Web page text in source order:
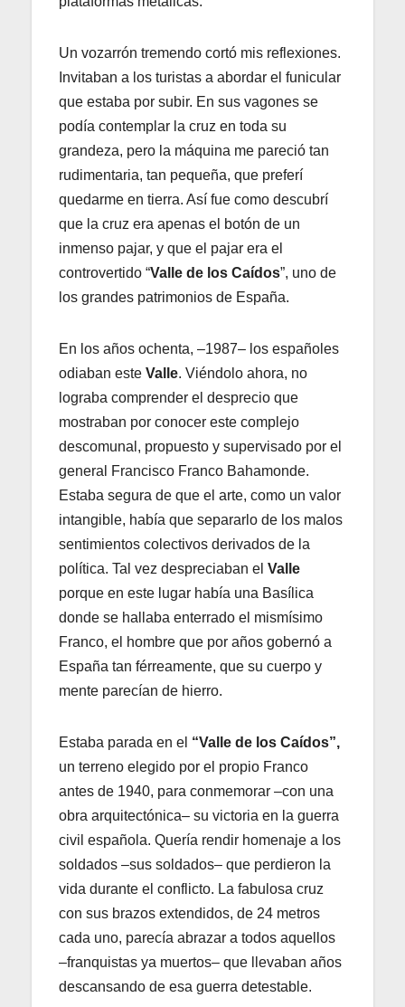
Un vozarrón tremendo cortó mis reflexiones.
Invitaban a los turistas a abordar el funicular
que estaba por subir. En sus vagones se
podía contemplar la cruz en toda su
grandeza, pero la máquina me pareció tan
rudimentaria, tan pequeña, que preferí
quedarme en tierra. Así fue como descubrí
que la cruz era apenas el botón de un
inmenso pajar, y que el pajar era el
controvertido “Valle de los Caídos”, uno de
los grandes patrimonios de España.
En los años ochenta, –1987– los españoles
odiaban este Valle. Viéndolo ahora, no
lograba comprender el desprecio que
mostraban por conocer este complejo
descomunal, propuesto y supervisado por el
general Francisco Franco Bahamonde.
Estaba segura de que el arte, como un valor
intangible, había que separarlo de los malos
sentimientos colectivos derivados de la
política. Tal vez despreciaban el Valle
porque en este lugar había una Basílica
donde se hallaba enterrado el mismísimo
Franco, el hombre que por años gobernó a
España tan férreamente, que su cuerpo y
mente parecían de hierro.
Estaba parada en el “Valle de los Caídos”,
un terreno elegido por el propio Franco
antes de 1940, para conmemorar –con una
obra arquitectónica– su victoria en la guerra
civil española. Quería rendir homenaje a los
soldados –sus soldados– que perdieron la
vida durante el conflicto. La fabulosa cruz
con sus brazos extendidos, de 24 metros
cada uno, parecía abrazar a todos aquellos
–franquistas ya muertos– que llevaban años
descansando de esa guerra detestable.